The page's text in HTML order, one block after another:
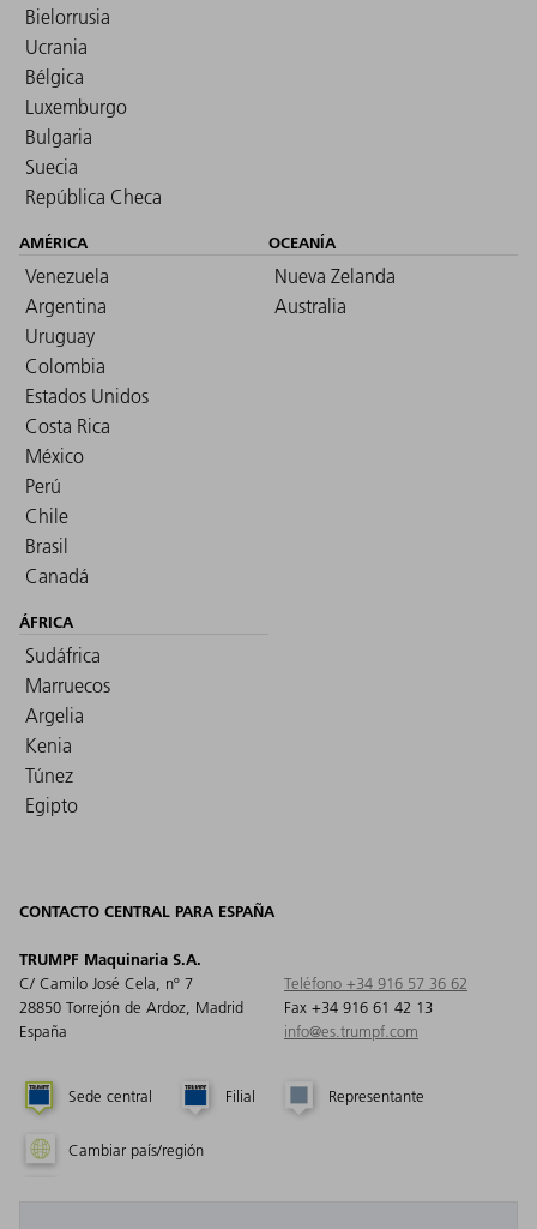
Bielorrusia
Ucrania
Bélgica
Luxemburgo
Bulgaria
Suecia
República Checa
AMÉRICA
Venezuela
Argentina
Uruguay
Colombia
Estados Unidos
Costa Rica
México
Perú
Chile
Brasil
Canadá
OCEANÍA
Nueva Zelanda
Australia
ÁFRICA
Sudáfrica
Marruecos
Argelia
Kenia
Túnez
Egipto
CONTACTO CENTRAL PARA ESPAÑA
TRUMPF Maquinaria S.A.
C/ Camilo José Cela, nº 7
28850 Torrejón de Ardoz, Madrid
España
Teléfono +34 916 57 36 62
Fax +34 916 61 42 13
info@es.trumpf.com
Sede central Filial Representante
Cambiar país/región